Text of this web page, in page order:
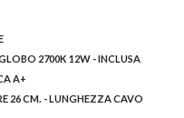
2700K 12W - INCLUSA
A+
26 CM. - LUNGHEZZA CAVO